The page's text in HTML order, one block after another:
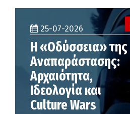
25-07-2026
Η «Οδύσσεια» της
Αναπαράστασης:
Αρχαιότητα,
Ιδεολογία και
Culture Wars